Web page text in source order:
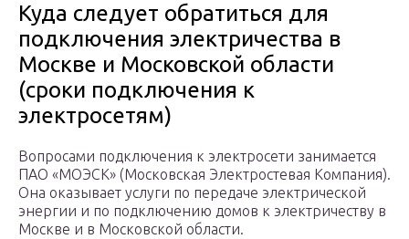
Куда следует обратиться для
подключения электричества в
Москве и Московской области
(сроки подключения к
электросетям)
Вопросами подключения к электросети занимается
ПАО «МОЭСК» (Московская Электростевая Компания).
Она оказывает услуги по передаче электрической
энергии и по подключению домов к электричеству в
Москве и в Московской области.